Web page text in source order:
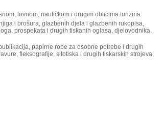
lovnom, nautičkom i drugim oblicima turizma
i brošura, glazbenih djela i glazbenih rukopisa,
prospekata i drugih tiskanih oglasa, djelovodnika,
papirne robe za osobne potrebe i drugih
fleksografije, sitotiska i drugih tiskarskih strojeva,